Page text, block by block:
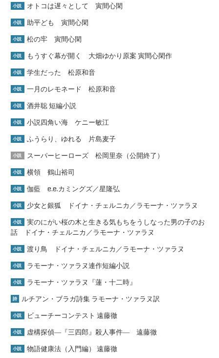
小説 オトコは遅々として 寅間心閑
小説 助平ども 寅間心閑
小説 松の牢 寅間心閑
小説 もうすぐ幕が開く 大畑ゆかり原案 寅間心閑作
小説 学生だった 松原和音
小説 一月のレモネード 松原和音
小説 酒井聡 短編小説
小説 小説四角い海 ケニー敏江
小説 ふうらり、ゆれる 片島麦子
小説 スーパーヒーローズ 松岡里奈（公開終了）
小説 横領 鶴山裕司
小説 伽藍 e.e.カミングズ／星隆弘
小説 少女と銀狐 ドイナ・チェルニカ／ラモーナ・ツァラヌ
小説
実のにがい桜の木と生きる気もちをうしなった男の子のお
話 ドイナ・チェルニカ／ラモーナ・ツァラヌ
小説 渡り鳥 ドイナ・チェルニカ／ラモーナ・ツァラヌ
小説 ラモーナ・ツァラヌ連作短編小説
小説 ラモーナ・ツァラヌ『蓮・十二時』
詩 ルチアン・ブラガ詩集 ラモーナ・ツァラヌ訳
小説 ビューチーコンテスト 遠藤徹
小説 虚構探偵―『三四郎』殺人事件― 遠藤徹
小説 物語健康法（入門編） 遠藤徹